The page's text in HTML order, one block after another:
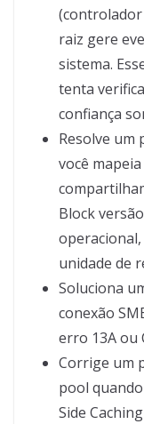
raiz gere
sistema.
tenta
confiança
Resolve um
você
Block
operacional,
unidade de
Soluciona
conexão
erro 13A ou
Corrige um
pool
Side